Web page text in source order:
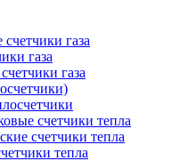
газа
газа
газа
счетчики тепла
счетчики тепла
тепла